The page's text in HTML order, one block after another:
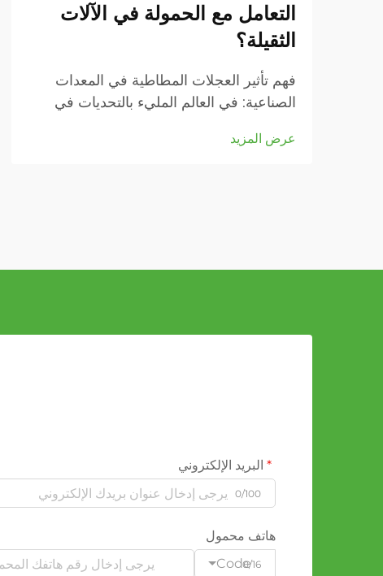
التعامل مع الحمولة في الآلات
الثقيلة؟
فهم تأثير العجلات المطاطية في المعدات
الصناعية: في العالم المليء بالتحديات في
العجلات فرقًا كبيرًا في أداء المعدات
عرض المزيد
البريد الإلكتروني
0/100
هاتف محمول
Code0/16